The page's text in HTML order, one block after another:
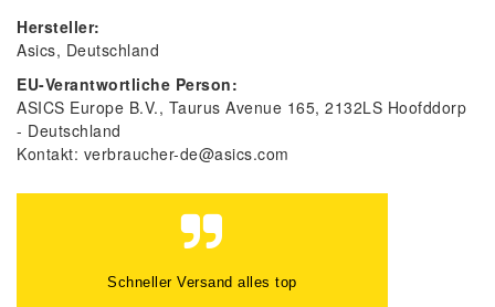
Hersteller:
Asics Deutschland
EU-Verantwortliche Person:
ASICS Europe B.V. Taurus Avenue 165 2132LS Hoofddorp
Deutschland
Kontakt: verbraucher-de@asics.com
Schneller Versand alles top